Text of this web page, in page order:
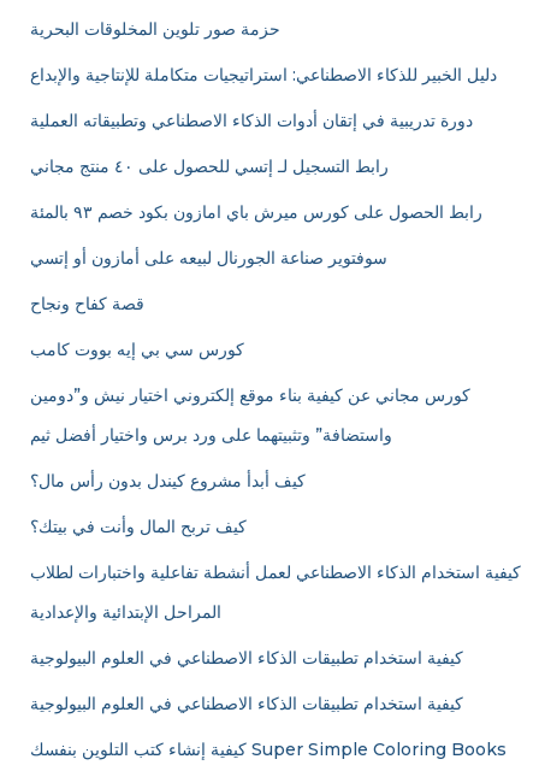
حزمة صور تلوين المخلوقات البحرية
دليل الخبير للذكاء الاصطناعي: استراتيجيات متكاملة للإنتاجية والإبداع
دورة تدريبية في إتقان أدوات الذكاء الاصطناعي وتطبيقاته العملية
رابط التسجيل لـ إتسي للحصول على ٤٠ منتج مجاني
رابط الحصول على كورس ميرش باي امازون بكود خصم ٩٣ بالمئة
سوفتوير صناعة الجورنال لبيعه على أمازون أو إتسي
قصة كفاح ونجاح
كورس سي بي إيه بووت كامب
كورس مجاني عن كيفية بناء موقع إلكتروني اختيار نيش و”دومين
واستضافة” وتثبيتهما على ورد برس واختيار أفضل ثيم
كيف أبدأ مشروع كيندل بدون رأس مال؟
كيف تربح المال وأنت في بيتك؟
كيفية استخدام الذكاء الاصطناعي لعمل أنشطة تفاعلية واختبارات لطلاب
المراحل الإبتدائية والإعدادية
كيفية إنشاء كتب التلوين بنفسك Super Simple Coloring Books